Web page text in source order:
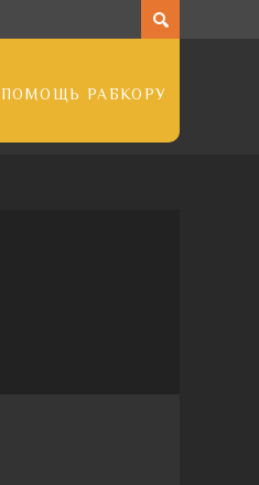
ПОМОЩЬ РАБКОРУ